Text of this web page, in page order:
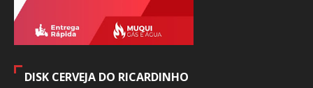
DISK CERVEJA DO RICARDINHO